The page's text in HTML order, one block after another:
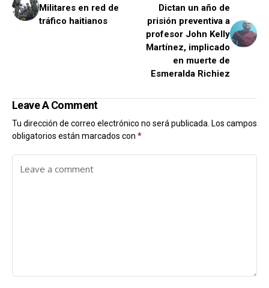
Militares en red de
tráfico haitianos
Dictan un año de
prisión preventiva a
profesor John Kelly
Martínez, implicado
en muerte de
Esmeralda Richiez
Leave A Comment
Tu dirección de correo electrónico no será publicada. Los campos
obligatorios están marcados con *